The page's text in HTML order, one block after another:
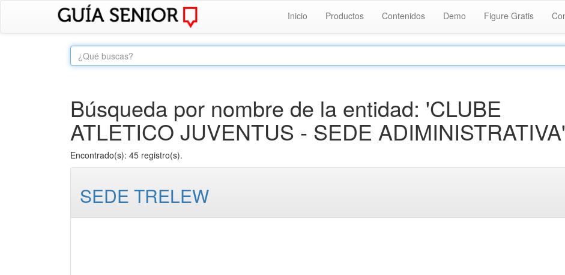
Inicio Productos Contenidos Demo Figure Gratis
Búsqueda por nombre de la entidad: 'CLUBE
ATLETICO JUVENTUS - SEDE ADIMINISTRATIVA'
Encontrado(s): 45 registro(s).
SEDE TRELEW